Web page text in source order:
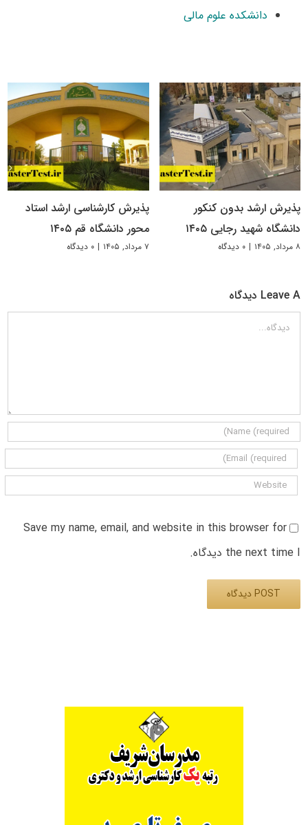
دانشکده علوم مالی
پذیرش ارشد بدون کنکور
دانشگاه شهید رجایی ۱۴۰۵
۸ مرداد, ۱۴۰۵ | ۰ دیدگاه
پذیرش کارشناسی ارشد استاد
محور دانشگاه قم ۱۴۰۵
۷ مرداد, ۱۴۰۵ | ۰ دیدگاه
Leave A دیدگاه
دیدگاه
Save my name, email, and website in this browser for
the next time I دیدگاه.